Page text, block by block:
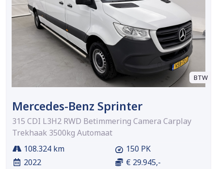
BTW
Mercedes-Benz Sprinter
315 CDI L3H2 RWD Betimmering Camera Carplay
Trekhaak 3500kg Automaat
108.324 km
2022
150 PK
€ 29.945,-